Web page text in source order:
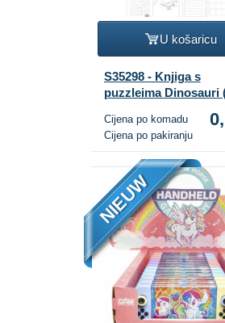
U košaricu
S35298 - Knjiga s
puzzleima Dinosauri
Cijena po komadu
Cijena po pakiranju
NIEUW